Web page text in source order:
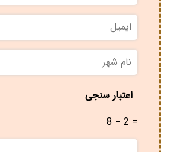
ایمیل
نام
شهر *
اعتبار سنجی
8 − 2 =